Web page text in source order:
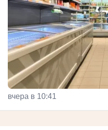
вчера в 10:41